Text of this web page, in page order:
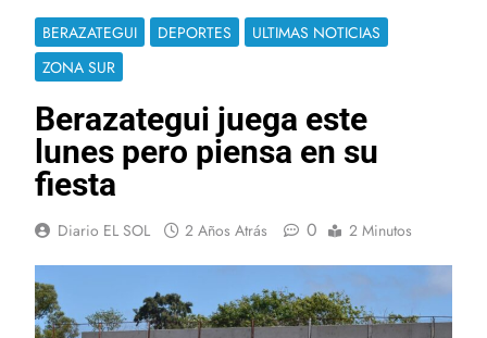
BERAZATEGUI DEPORTES
ULTIMAS NOTICIAS
ZONA SUR
Berazategui juega este
lunes pero piensa en su
fiesta
Diario EL SOL 2 Años Atrás 0 2 Minutos